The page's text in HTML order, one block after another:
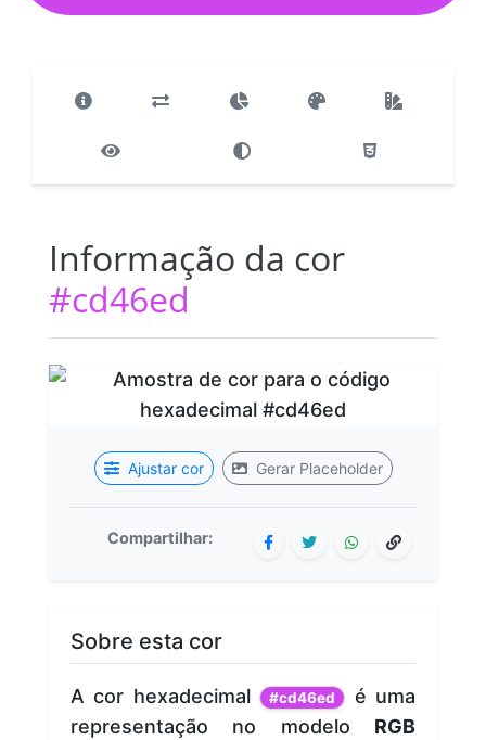
Informação da cor
#cd46ed
Ajustar cor Gerar Placeholder
Compartilhar:
Sobre esta cor
A cor hexadecimal #cd46ed
é uma
representação no modelo RGB